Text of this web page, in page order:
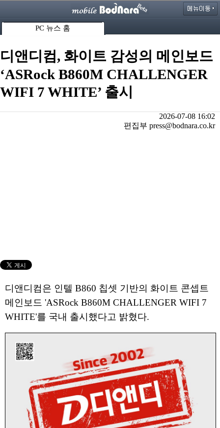
PC 뉴스 홈
디앤디컴, 화이트 감성의 메인보드
‘ASRock B860M CHALLENGER
WIFI 7 WHITE’ 출시
2026-07-08 16:02
편집부 press@bodnara.co.kr
디앤디컴은 인텔 B860 칩셋 기반의 화이트 콘셉트
메인보드 'ASRock B860M CHALLENGER WIFI 7
WHITE'를 국내 출시했다고 밝혔다.